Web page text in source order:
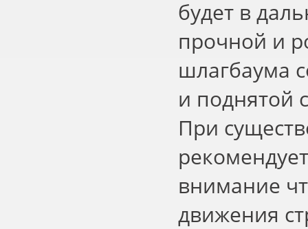
будет в
прочной и
шлагбаума
и поднятой
При
внимание
движения